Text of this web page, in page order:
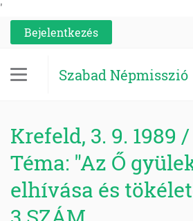
'
Bejelentkezés
Szabad Népmisszió
Krefeld, 3. 9. 1989 /
Téma: "Az Ő
elhívása és